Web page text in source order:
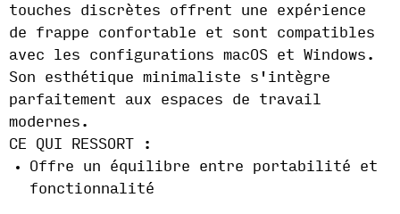
touches discrètes offrent une expérience
de frappe confortable et sont compatibles
avec les configurations macOS et Windows.
Son esthétique minimaliste s'intègre
parfaitement aux espaces de travail
modernes.
CE QUI RESSORT :
Offre un équilibre entre portabilité et
fonctionnalité